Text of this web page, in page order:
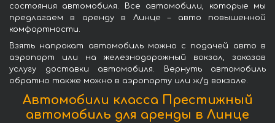
состояния автомобиля. Все автомобили, которые мы
предлагаем в аренду в Линце – авто повышенной
комфортности.
Взять напрокат автомобиль можно с подачей авто в
аэропорт или на железнодорожный вокзал, заказав
услугу доставки автомобиля. Вернуть автомобиль
обратно также можно в аэропорту или ж/д вокзале.
Автомобили класса Престижный
автомобиль для аренды в Линце